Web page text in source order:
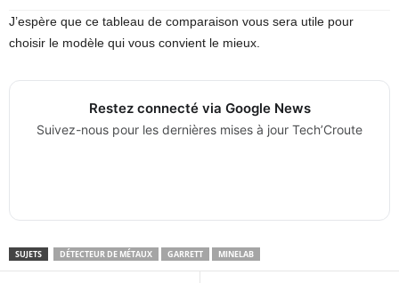
J’espère que ce tableau de comparaison vous sera utile pour
choisir le modèle qui vous convient le mieux.
Restez connecté via Google News
Suivez-nous pour les dernières mises à jour Tech’Croute
SUJETS DÉTECTEUR DE MÉTAUX GARRETT MINELAB